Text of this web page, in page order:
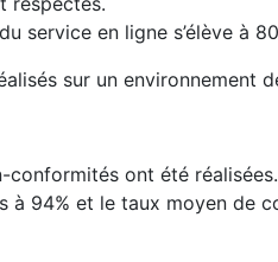
service en ligne s’élève à
sur un
ont été
à 94% et le taux moyen de